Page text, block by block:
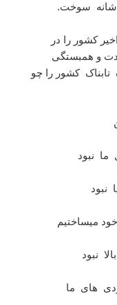
سوخت.
کشور را در
و همبستگی
تابناک کشور را چو
ما نبود
نبود
میساختیم
نبود
های ما